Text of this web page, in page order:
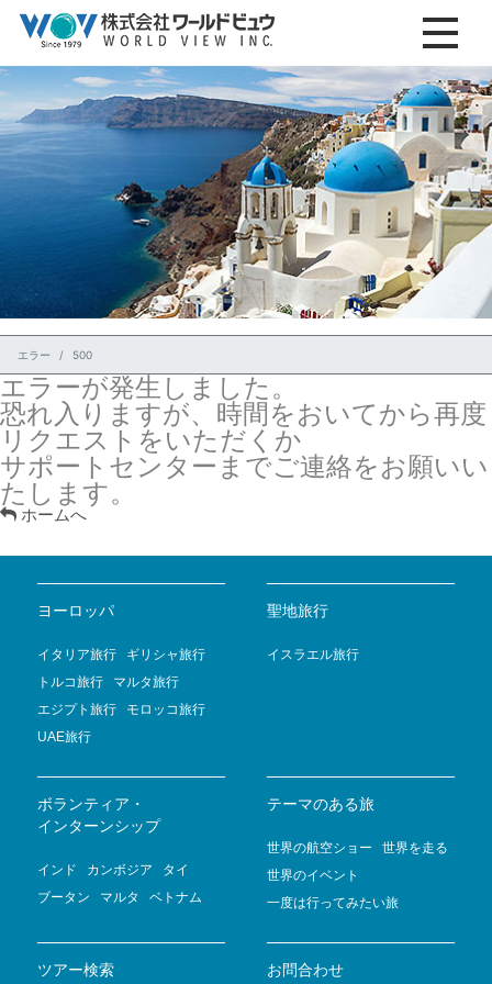
エラー 500
エラーが発生しました。
恐れ入りますが、時間をおいてから再度
リクエストをいただくか
サポートセンターまでご連絡をお願いい
たします。
ホームへ
ヨーロッパ
イタリア旅行
ギリシャ旅行
トルコ旅行
マルタ旅行
エジプト旅行
モロッコ旅行
UAE旅行
聖地旅行
イスラエル旅行
ボランティア・
インターンシップ
インド カンボジア
タイ
ブータン
マルタ ベトナム
テーマのある旅
世界の航空ショー
世界を走る
世界のイベント
一度は行ってみたい旅
ツアー検索 お問合わせ